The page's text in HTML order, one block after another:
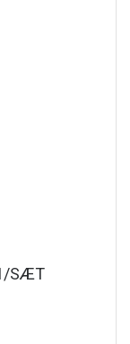
SÆT